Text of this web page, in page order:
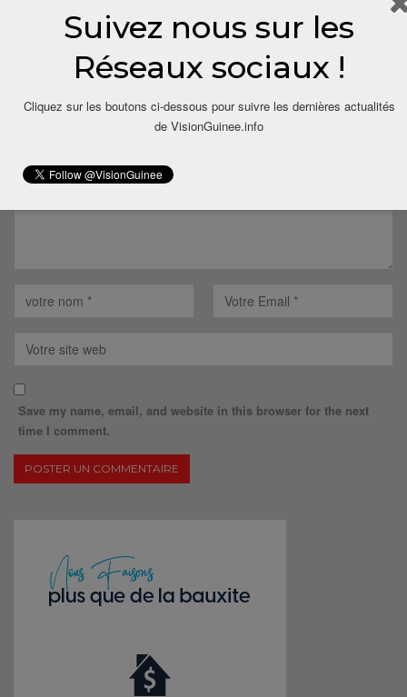
LAISSER UN COMMENTAIRE
Votre adresse email ne sera pas publiée.
Save my name, email, and website in this browser for the next
time I comment.
Suivez nous sur les
Réseaux sociaux !
Cliquez sur les boutons ci-dessous pour suivre les dernières actualités
de VisionGuinee.info